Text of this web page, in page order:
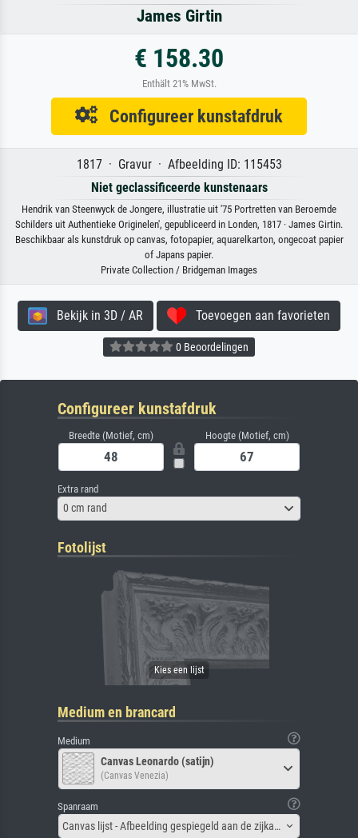
James Girtin
€ 158.30
Enthält 21% MwSt.
Configureer kunstafdruk
1817 · Gravur · Afbeelding ID: 115453
Niet geclassificeerde kunstenaars
Hendrik van Steenwyck de Jongere, illustratie uit '75 Portretten van Beroemde
Schilders uit Authentieke Originelen', gepubliceerd in Londen, 1817 · James Girtin.
Beschikbaar als kunstdruk op canvas, fotopapier, aquarelkarton, ongecoat papier
of Japans papier.
Private Collection / Bridgeman Images
Bekijk in 3D / AR Toevoegen aan favorieten
0 Beoordelingen
Configureer kunstafdruk
Breedte (Motief, cm) Hoogte (Motief, cm)
Extra rand
0 cm rand
Fotolijst
Medium en brancard
Medium
Canvas Leonardo (satijn)
(Canvas Venezia)
Spanraam
Canvas lijst - Afbeelding gespiegeld aan de zijkant